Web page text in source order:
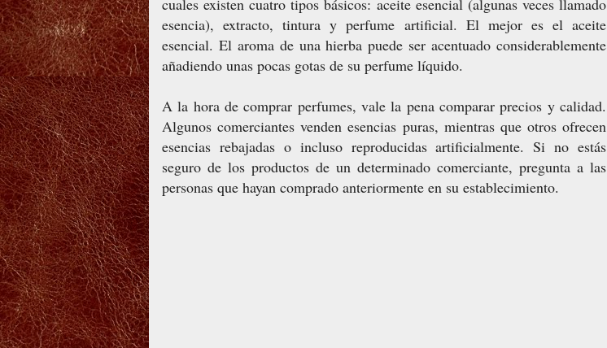
cuales existen cuatro tipos básicos: aceite esencial (algunas veces llamado
esencia), extracto, tintura y perfume artificial. El mejor es el aceite
esencial. El aroma de una hierba puede ser acentuado considerablemente
añadiendo unas pocas gotas de su perfume líquido.
A la hora de comprar perfumes, vale la pena comparar precios y calidad.
Algunos comerciantes venden esencias puras, mientras que otros ofrecen
esencias rebajadas o incluso reproducidas artificialmente. Si no estás
seguro de los productos de un determinado comerciante, pregunta a las
personas que hayan comprado anteriormente en su establecimiento.